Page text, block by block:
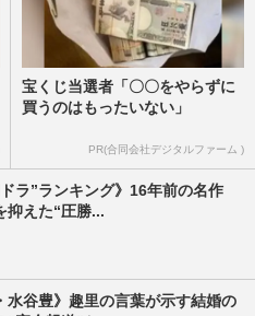
宝くじ当選者「〇〇をやらずに
買うのはもったいない」
PR(合同会社デジタルファーム )
ドラ”ランキング》16年前の名作
抑えた“圧勝...
水谷豊》趣里の言葉が示す結婚の